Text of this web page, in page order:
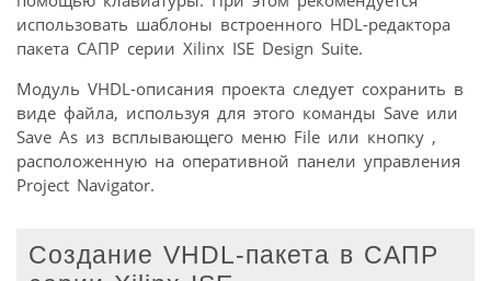
использовать шаблоны встроенного HDL-редактора
пакета САПР серии Xilinx ISE Design Suite.
Модуль VHDL-описания проекта следует сохранить в
виде файла, используя для этого команды Save или
Save As из всплывающего меню File или кнопку ,
расположенную на оперативной панели управления
Project Navigator.
Создание VHDL-пакета в САПР